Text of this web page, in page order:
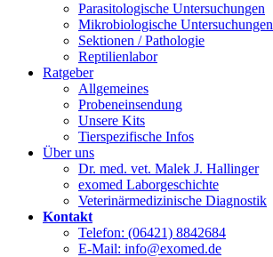
Parasitologische Untersuchungen
Mikrobiologische Untersuchungen
Sektionen / Pathologie
Reptilienlabor
Ratgeber
Allgemeines
Probeneinsendung
Unsere Kits
Tierspezifische Infos
Über uns
Dr. med. vet. Malek J. Hallinger
exomed Laborgeschichte
Veterinärmedizinische Diagnostik
Kontakt
Telefon: (06421) 8842684
E-Mail: info@exomed.de